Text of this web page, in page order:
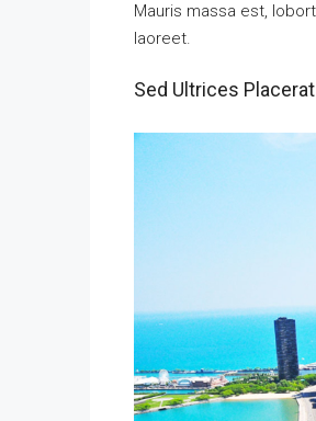
Mauris massa est,
laoreet.
Sed Ultrices